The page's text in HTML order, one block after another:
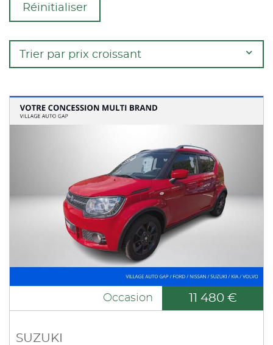
Réinitialiser
Trier par prix croissant
Occasion 11 480 €
SUZUKI